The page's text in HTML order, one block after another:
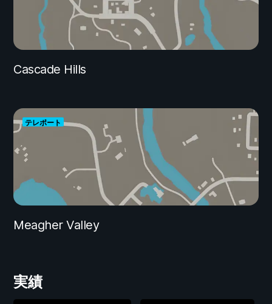
Cascade Hills
テレポート
Meagher Valley
実績